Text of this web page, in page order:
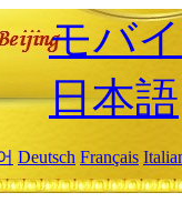
モバ
日本語
Deutsch Français